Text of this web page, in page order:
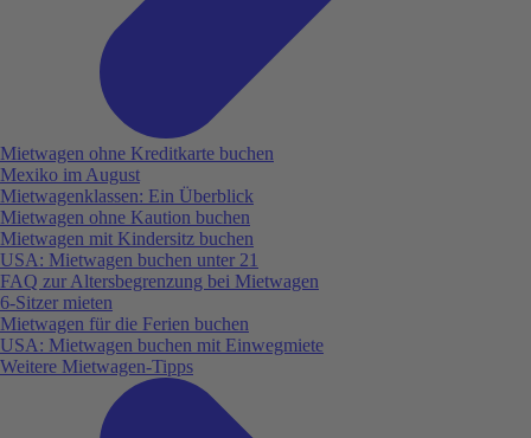
Mietwagen ohne Kreditkarte buchen
Mexiko im August
Mietwagenklassen: Ein Überblick
Mietwagen ohne Kaution buchen
Mietwagen mit Kindersitz buchen
USA: Mietwagen buchen unter 21
FAQ zur Altersbegrenzung bei Mietwagen
6-Sitzer mieten
Mietwagen für die Ferien buchen
USA: Mietwagen buchen mit Einwegmiete
Weitere Mietwagen-Tipps